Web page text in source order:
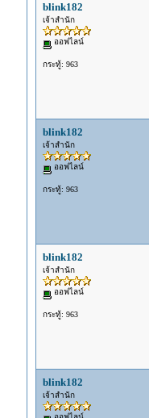
blink182
เจ้าสำนัก
ออฟไลน์
กระทู้: 963
blink182
เจ้าสำนัก
ออฟไลน์
กระทู้: 963
blink182
เจ้าสำนัก
ออฟไลน์
กระทู้: 963
blink182
เจ้าสำนัก